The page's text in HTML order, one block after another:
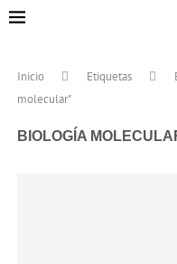
Inicio Etiquetas
molecular"
BIOLOGÍA